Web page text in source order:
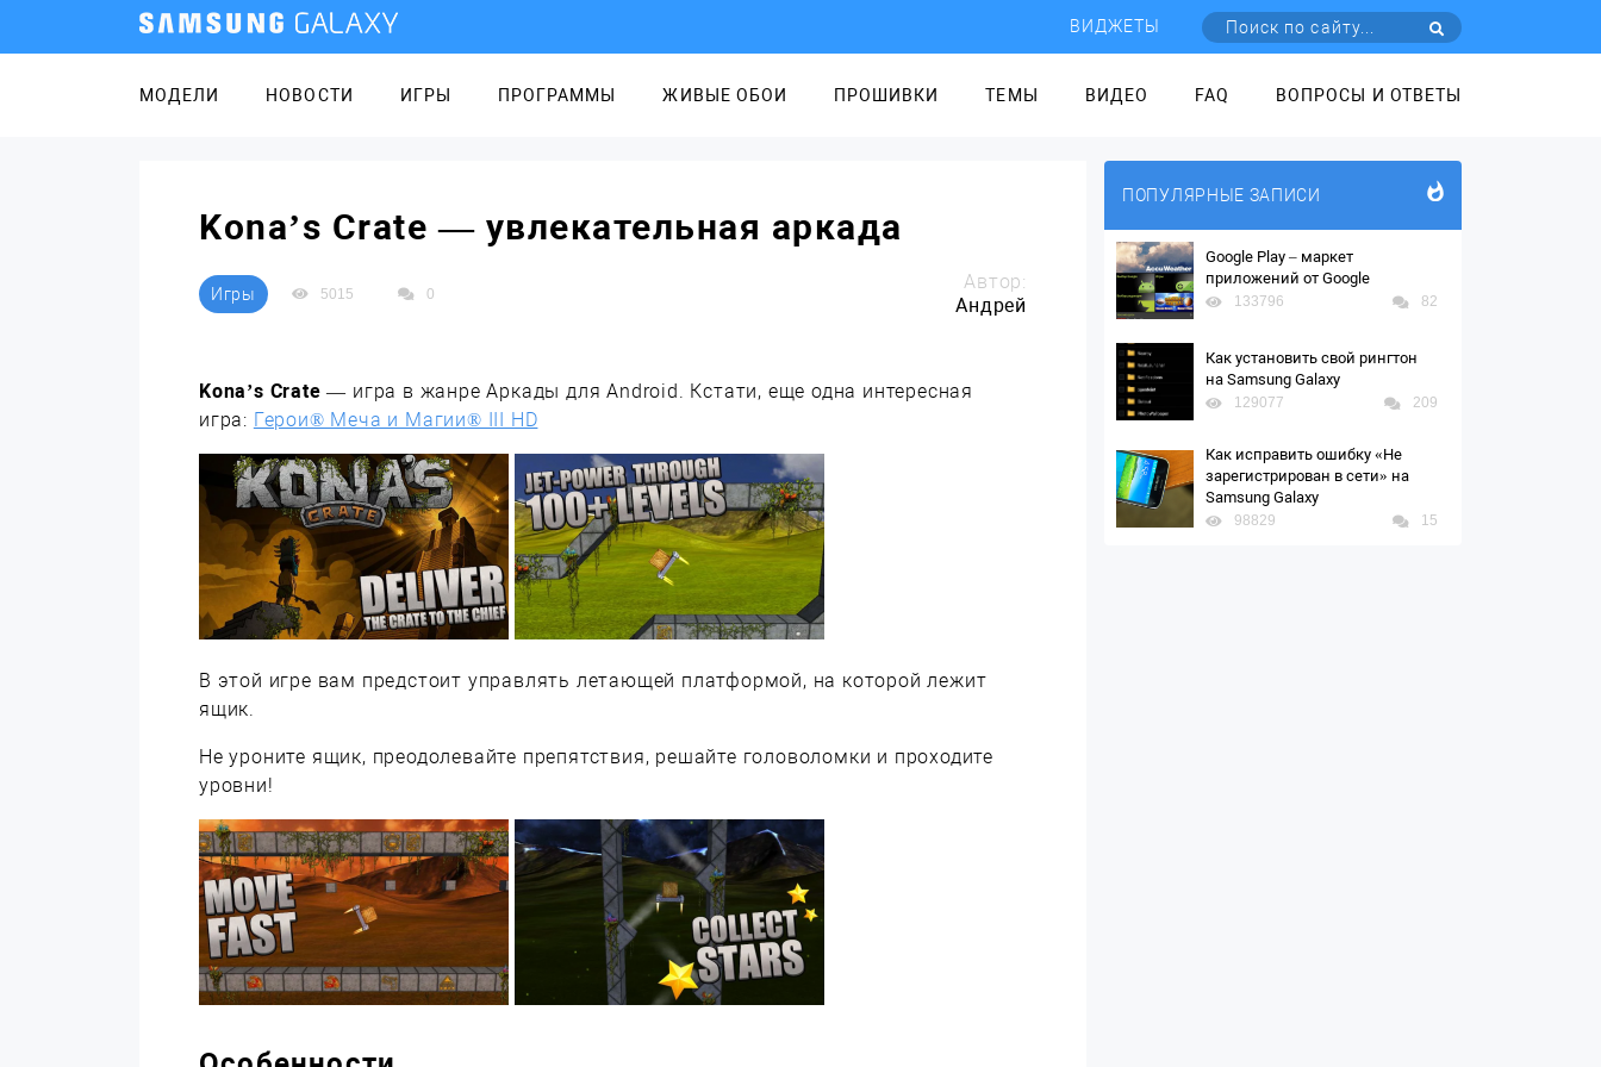
ВИДЖЕТЫ
МОДЕЛИ НОВОСТИ ИГРЫ ПРОГРАММЫ ЖИВЫЕ ОБОИ ПРОШИВКИ ТЕМЫ ВИДЕО FAQ ВОПРОСЫ И ОТВЕТЫ
Kona’s Crate — увлекательная аркада
Игры 5015 0
Автор:
Андрей
Kona’s Crate — игра в жанре Аркады для Android. Кстати, еще одна интересная
игра: Герои® Меча и Магии® III HD
В этой игре вам предстоит управлять летающей платформой, на которой лежит
ящик.
Не уроните ящик, преодолевайте препятствия, решайте головоломки и проходите
уровни!
ПОПУЛЯРНЫЕ ЗАПИСИ
Google Play – маркет
приложений от Google
133796 82
Как установить свой рингтон
на Samsung Galaxy
129077 209
Как исправить ошибку «Не
зарегистрирован в сети» на
Samsung Galaxy
98829 15